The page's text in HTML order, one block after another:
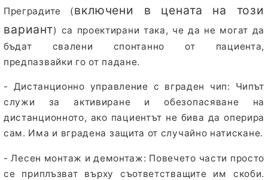
Преградите (включени в цената на този
вариант) са проектирани така, че да не могат да
бъдат свалени спонтанно от пациента,
предпазвайки го от падане.
- Дистанционно управление с вграден чип: Чипът
служи за активиране и обезопасяване на
дистанционното, ако пациентът не бива да оперира
сам. Има и вградена защита от случайно натискане.
- Лесен монтаж и демонтаж: Повечето части просто
се приплъзват върху съответстващите им скоби.